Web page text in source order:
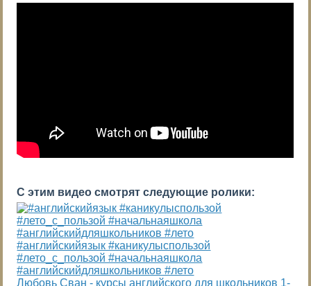
С этим видео смотрят следующие ролики:
#английскийязык #каникулыспользой
#лето_с_пользой #начальнаяшкола
#английскийдляшкольников #лето
Любовь Сван - курсы английского для школьников 1-